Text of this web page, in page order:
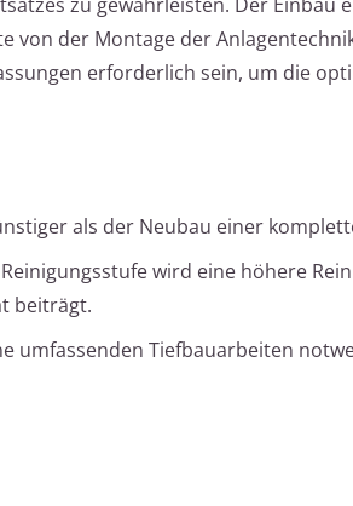
von der Montage der
erforderlich sein, um die
als der Neubau einer
wird eine höhere
beiträgt.
umfassenden Tiefbauarbeiten